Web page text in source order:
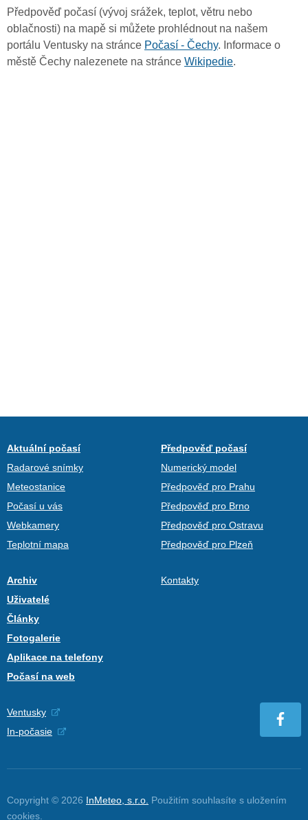
Předpověď počasí (vývoj srážek, teplot, větru nebo
oblačnosti) na mapě si můžete prohlédnout na našem
portálu Ventusky na stránce Počasí - Čechy. Informace o
městě Čechy nalezenete na stránce Wikipedie.
Aktuální počasí
Radarové snímky
Meteostanice
Počasí u vás
Webkamery
Teplotní mapa
Předpověď počasí
Numerický model
Předpověď pro Prahu
Předpověď pro Brno
Předpověď pro Ostravu
Předpověď pro Plzeň
Archiv
Uživatelé
Články
Fotogalerie
Aplikace na telefony
Počasí na web
Kontakty
Ventusky
In-počasie
Copyright © 2026 InMeteo, s.r.o. Použitím souhlasíte s uložením
cookies